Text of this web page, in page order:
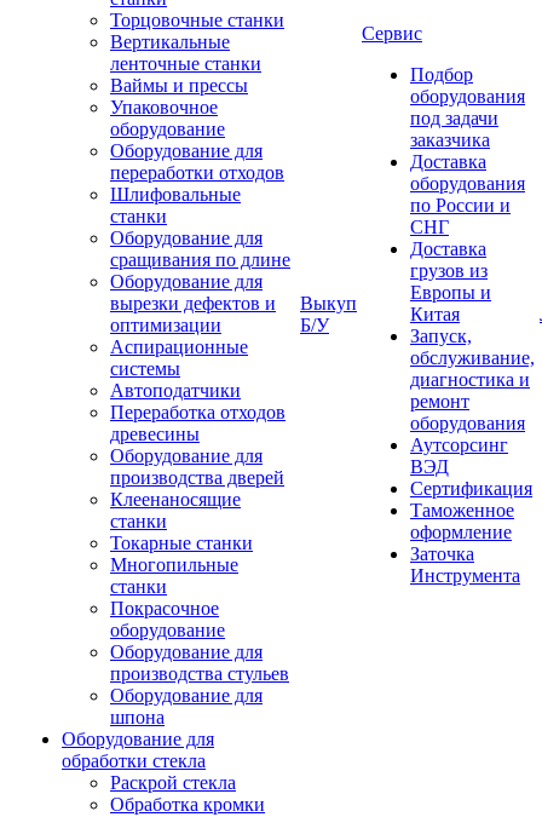
Торцовочные станки
Вертикальные
ленточные станки
Ваймы и прессы
Упаковочное
оборудование
Оборудование для
переработки отходов
Шлифовальные
станки
Оборудование для
сращивания по длине
Оборудование для
вырезки дефектов и
оптимизации
Аспирационные
системы
Автоподатчики
Переработка отходов
древесины
Оборудование для
производства дверей
Клеенаносящие
станки
Токарные станки
Многопильные
станки
Покрасочное
оборудование
Оборудование для
производства стульев
Оборудование для
шпона
Оборудование для
обработки стекла
Раскрой стекла
Обработка кромки
Выкуп
Б/У
Сервис
Подбор
оборудования
под задачи
заказчика
Доставка
оборудования
по России и
СНГ
Доставка
грузов из
Европы и
Китая
Запуск,
обслуживание,
диагностика и
ремонт
оборудования
Аутсорсинг
ВЭД
Сертификация
Таможенное
оформление
Заточка
Инструмента